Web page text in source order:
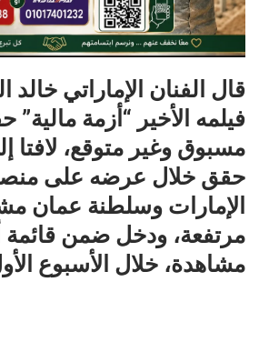
قال الفنان الإماراتي خالد
فيلمه الأخير “أزمة مالية”
مسبوق وغير متوقع، لافتا
حقق خلال عرضه على
الإمارات وسلطنة عمان
مشاهدة، خلال الأسبوع